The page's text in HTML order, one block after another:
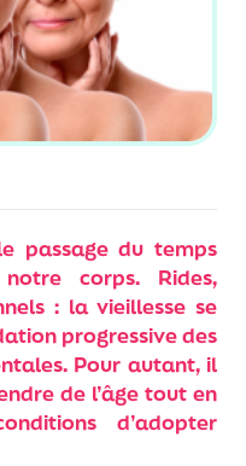
passage du temps
corps. Rides,
: la vieillesse se
progressive des
Pour autant, il
de l’âge tout en
d’adopter